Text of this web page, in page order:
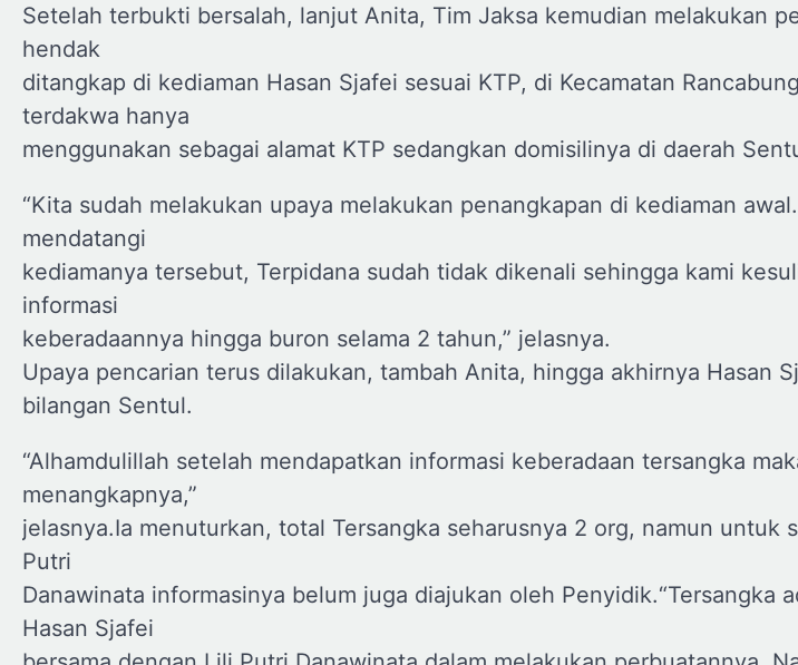
Setelah terbukti bersalah, lanjut Anita, Tim Jaksa kemudian melakukan
hendak
ditangkap di kediaman Hasan Sjafei sesuai KTP, di Kecamatan
terdakwa hanya
menggunakan sebagai alamat KTP sedangkan domisilinya di daerah
“Kita sudah melakukan upaya melakukan penangkapan di kediaman
mendatangi
kediamanya tersebut, Terpidana sudah tidak dikenali sehingga kami
informasi
keberadaannya hingga buron selama 2 tahun,” jelasnya.
Upaya pencarian terus dilakukan, tambah Anita, hingga akhirnya Hasan
bilangan Sentul.
“Alhamdulillah setelah mendapatkan informasi keberadaan tersangka
menangkapnya,”
jelasnya.Ia menuturkan, total Tersangka seharusnya 2 org, namun untuk
Putri
Danawinata informasinya belum juga diajukan oleh Penyidik.“Tersangka
Hasan Sjafei